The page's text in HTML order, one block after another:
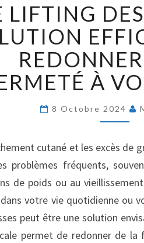
DES
:
LA
À
VOS
LIFTING
À
8 Octobre 2024
cutané et les excès de
problèmes fréquents,
de poids ou au
votre vie quotidienne ou
peut être une solution
permet de redonner de